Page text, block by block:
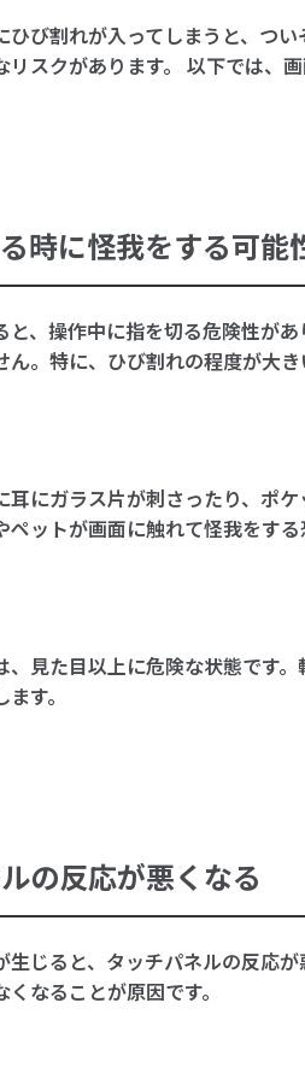
ひび割れが入ってしまうと、つ
リスクがあります。 以下では、
時に怪我をする可能
と、操作中に指を切る危険性が
ん。特に、ひび割れの程度が大
にガラス片が刺さったり、ポ
ットが画面に触れて怪我をする
、見た目以上に危険な状態です
す。
の反応が悪くなる
生じると、タッチパネルの反応
なることが原因です。